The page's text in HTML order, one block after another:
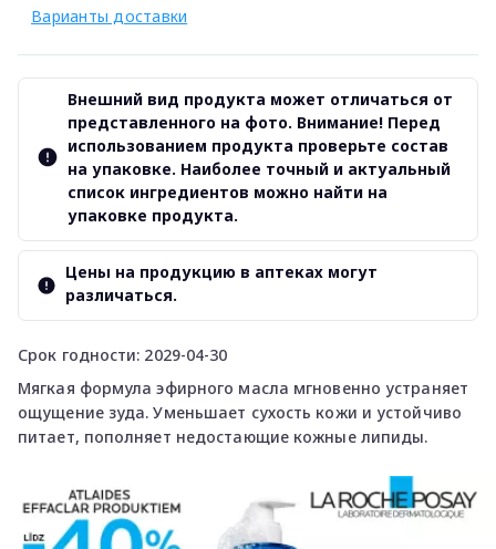
Варианты доставки
Срок годности: 2029-04-30
Мягкая формула эфирного масла мгновенно устраняет
ощущение зуда. Уменьшает сухость кожи и устойчиво
питает, пополняет недостающие кожные липиды.
Внешний вид продукта может отличаться от
представленного на фото. Внимание! Перед
использованием продукта проверьте состав
на упаковке. Наиболее точный и актуальный
список ингредиентов можно найти на
упаковке продукта.
Цены на продукцию в аптеках могут
различаться.